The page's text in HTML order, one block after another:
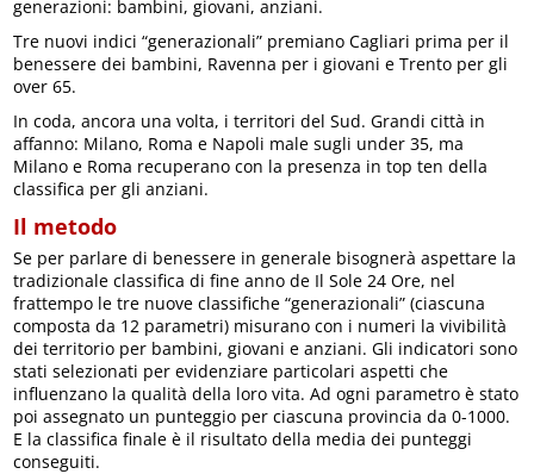
generazioni: bambini, giovani, anziani.
Tre nuovi indici “generazionali” premiano Cagliari prima per il
benessere dei bambini, Ravenna per i giovani e Trento per gli
over 65.
In coda, ancora una volta, i territori del Sud. Grandi città in
affanno: Milano, Roma e Napoli male sugli under 35, ma
Milano e Roma recuperano con la presenza in top ten della
classifica per gli anziani.
Il metodo
Se per parlare di benessere in generale bisognerà aspettare la
tradizionale classifica di fine anno de Il Sole 24 Ore, nel
frattempo le tre nuove classifiche “generazionali” (ciascuna
composta da 12 parametri) misurano con i numeri la vivibilità
dei territorio per bambini, giovani e anziani. Gli indicatori sono
stati selezionati per evidenziare particolari aspetti che
influenzano la qualità della loro vita. Ad ogni parametro è stato
poi assegnato un punteggio per ciascuna provincia da 0-1000.
E la classifica finale è il risultato della media dei punteggi
conseguiti.